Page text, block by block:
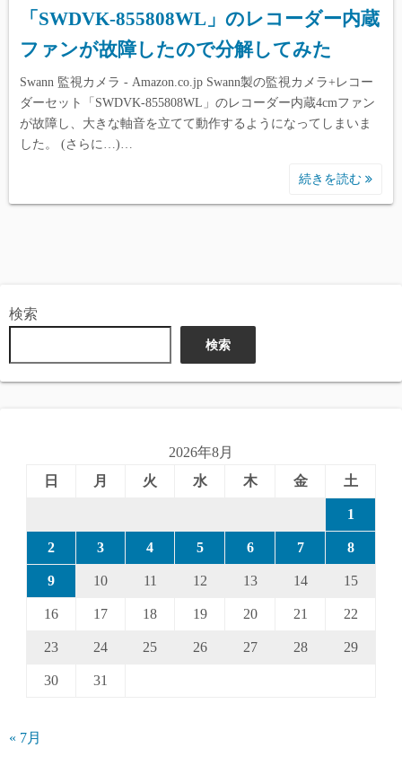
「SWDVK-855808WL」のレコーダー内蔵
ファンが故障したので分解してみた
Swann 監視カメラ - Amazon.co.jp Swann製の監視カメラ+レコー
ダーセット「SWDVK-855808WL」のレコーダー内蔵4cmファン
が故障し、大きな軸音を立てて動作するようになってしまいま
した。 (さらに…)…
続きを読む
検索
検索
2026年8月
日
月 火 水 木 金 土
1
2 3 4 5 6 7 8
9 10 11 12 13 14 15
16 17 18 19 20 21 22
23 24 25 26 27 28 29
30 31
« 7月